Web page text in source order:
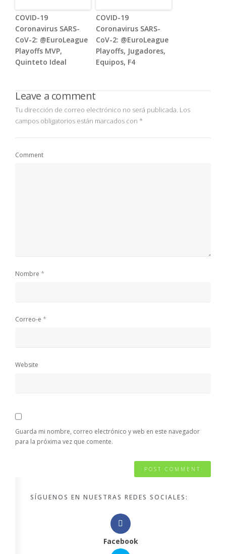
COVID-19
Coronavirus SARS-
CoV-2: @EuroLeague
Playoffs MVP,
Quinteto Ideal
COVID-19
Coronavirus SARS-
CoV-2: @EuroLeague
Playoffs, Jugadores,
Equipos, F4
Leave a comment
Tu dirección de correo electrónico no será publicada. Los
campos obligatorios están marcados con *
Comment
Nombre *
Correo-e *
Website
Guarda mi nombre, correo electrónico y web en este navegador
para la próxima vez que comente.
SÍGUENOS EN NUESTRAS REDES SOCIALES:
Facebook